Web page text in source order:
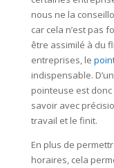
nous ne la
car cela n’est pas
être assimilé à du
entreprises, le
indispensable.
pointeuse est
savoir avec
travail et le finit.
En plus de
horaires, cela